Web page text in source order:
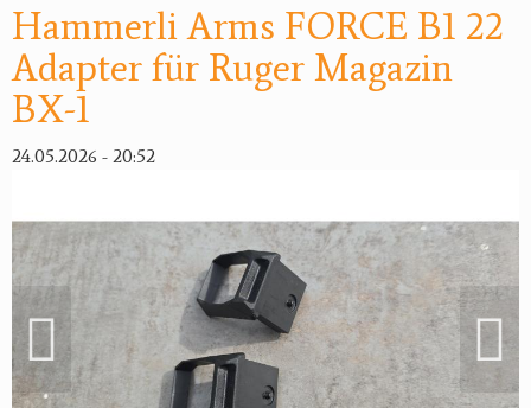
Jagdreviere
Bücher, Videos
Antikes
Reviereinrichtungen
Hammerli Arms FORCE B1 22
Adapter für Ruger Magazin
BX-1
24.05.2026 - 20:52